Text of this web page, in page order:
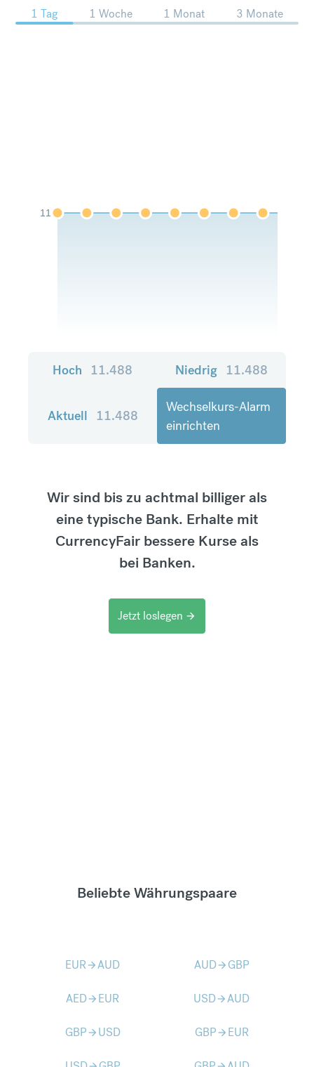
1 Tag 1 Woche 1 Monat 3 Monate
11
Hoch 11.488 Niedrig 11.488
Aktuell 11.488
Wechselkurs-Alarm
einrichten
Wir sind bis zu achtmal billiger als
eine typische Bank. Erhalte mit
CurrencyFair bessere Kurse als
bei Banken.
Jetzt loslegen arrow_forward
Beliebte Währungspaare
EURarrow_forwardAUD AUDarrow_forward GBP
AEDarrow_forward EUR USDarrow_forwardAUD
GBParrow_forward USD GBParrow_forward EUR